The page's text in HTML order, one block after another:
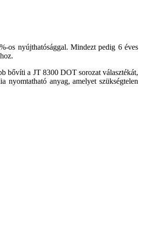
os nyújthatósággal. Mindezt pedig 6 éves
bővíti a JT 8300 DOT sorozat választékát,
anyag, amelyet szükségtelen